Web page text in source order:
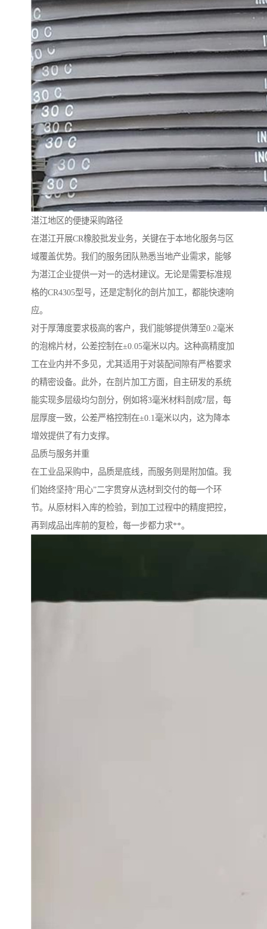
湛江地区的便捷采购路径
在湛江开展CR橡胶批发业务，关键在于本地化服务与区
域覆盖优势。我们的服务团队熟悉当地产业需求，能够
为湛江企业提供一对一的选材建议。无论是需要标准规
格的CR4305型号，还是定制化的剖片加工，都能快速响
应。
对于厚薄度要求极高的客户，我们能够提供薄至0.2毫米
的泡棉片材，公差控制在±0.05毫米以内。这种高精度加
工在业内并不多见，尤其适用于对装配间隙有严格要求
的精密设备。此外，在剖片加工方面，自主研发的系统
能实现多层级均匀剖分，例如将3毫米材料剖成7层，每
层厚度一致，公差严格控制在±0.1毫米以内，这为降本
增效提供了有力支撑。
品质与服务并重
在工业品采购中，品质是底线，而服务则是附加值。我
们始终坚持“用心”二字贯穿从选材到交付的每一个环
节。从原材料入库的检验，到加工过程中的精度把控，
再到成品出库前的复检，每一步都力求**。